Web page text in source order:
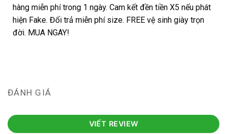
hàng miễn phí trong 1 ngày. Cam kết đền tiền X5 nếu phát
hiện Fake. Đổi trả miễn phí size. FREE vệ sinh giày trọn
đời. MUA NGAY!
ĐÁNH GIÁ
VIẾT REVIEW